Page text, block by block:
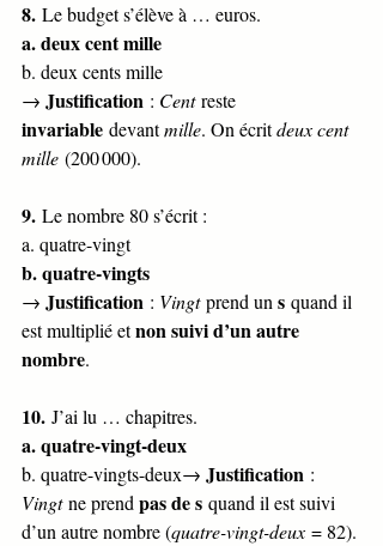
8. Le budget s’élève à … euros.
a. deux cent mille
b. deux cents mille
→ Justification : Cent reste
invariable devant mille. On écrit deux cent
mille (200 000).
9. Le nombre 80 s’écrit :
a. quatre-vingt
b. quatre-vingts
→ Justification : Vingt prend un s quand il
est multiplié et non suivi d’un autre
nombre.
10. J’ai lu … chapitres.
a. quatre-vingt-deux
b. quatre-vingts-deux→ Justification :
Vingt ne prend pas de s quand il est suivi
d’un autre nombre (quatre-vingt-deux = 82).